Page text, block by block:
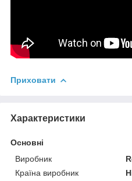
Приховати
Характеристики
Основні
Виробник
Країна виробник